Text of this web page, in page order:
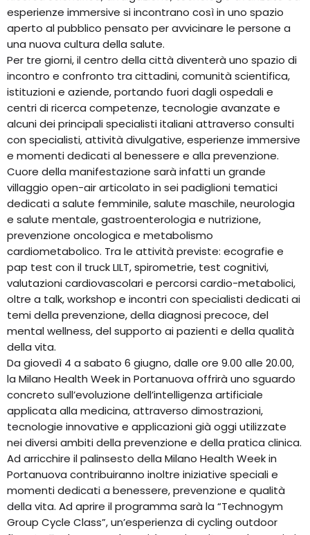
esperienze immersive si incontrano così in uno spazio
aperto al pubblico pensato per avvicinare le persone a
una nuova cultura della salute.
Per tre giorni, il centro della città diventerà uno spazio di
incontro e confronto tra cittadini, comunità scientifica,
istituzioni e aziende, portando fuori dagli ospedali e
centri di ricerca competenze, tecnologie avanzate e
alcuni dei principali specialisti italiani attraverso consulti
con specialisti, attività divulgative, esperienze immersive
e momenti dedicati al benessere e alla prevenzione.
Cuore della manifestazione sarà infatti un grande
villaggio open-air articolato in sei padiglioni tematici
dedicati a salute femminile, salute maschile, neurologia
e salute mentale, gastroenterologia e nutrizione,
prevenzione oncologica e metabolismo
cardiometabolico. Tra le attività previste: ecografie e
pap test con il truck LILT, spirometrie, test cognitivi,
valutazioni cardiovascolari e percorsi cardio-metabolici,
oltre a talk, workshop e incontri con specialisti dedicati ai
temi della prevenzione, della diagnosi precoce, del
mental wellness, del supporto ai pazienti e della qualità
della vita.
Da giovedì 4 a sabato 6 giugno, dalle ore 9.00 alle 20.00,
la Milano Health Week in Portanuova offrirà uno sguardo
concreto sull’evoluzione dell’intelligenza artificiale
applicata alla medicina, attraverso dimostrazioni,
tecnologie innovative e applicazioni già oggi utilizzate
nei diversi ambiti della prevenzione e della pratica clinica.
Ad arricchire il palinsesto della Milano Health Week in
Portanuova contribuiranno inoltre iniziative speciali e
momenti dedicati a benessere, prevenzione e qualità
della vita. Ad aprire il programma sarà la “Technogym
Group Cycle Class”, un’esperienza di cycling outdoor